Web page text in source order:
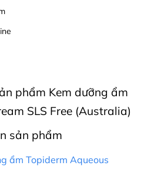
phẩm Kem dưỡng ẩm
SLS Free (Australia)
sản phẩm
ẩm Topiderm Aqueous